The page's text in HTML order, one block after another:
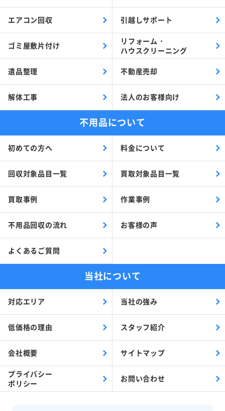
エアコン回収 引越しサポート
ゴミ屋敷片付け
リフォーム・
ハウスクリーニング
遺品整理 不動産売却
解体工事 法人のお客様向け
不用品について
初めての方へ 料金について
回収対象品目一覧 買取対象品目一覧
買取事例 作業事例
不用品回収の流れ お客様の声
よくあるご質問
当社について
対応エリア 当社の強み
低価格の理由 スタッフ紹介
会社概要 サイトマップ
プライバシー
ポリシー
お問い合わせ